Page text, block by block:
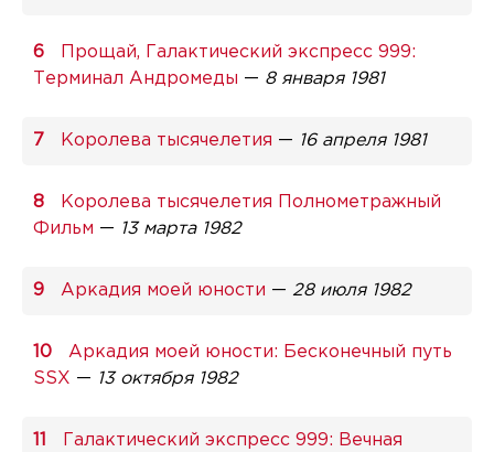
Прощай, Галактический экспресс 999:
Терминал Андромеды — 8 января 1981
Королева тысячелетия — 16 апреля 1981
Королева тысячелетия Полнометражный
Фильм — 13 марта 1982
Аркадия моей юности — 28 июля 1982
Аркадия моей юности: Бесконечный путь
SSX — 13 октября 1982
Галактический экспресс 999: Вечная